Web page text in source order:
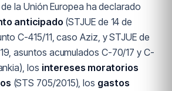
la Unión Europea ha declarado
anticipado (STJUE de 14 de
C-415/11, caso Aziz, y STJUE de
asuntos acumulados C-70/17 y C-
los intereses moratorios
(STS 705/2015), los gastos